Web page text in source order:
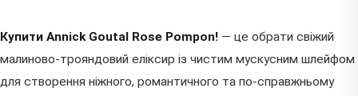
Купити Annick Goutal Rose Pompon! — це обрати свіжий
малиново-трояндовий еліксир із чистим мускусним шлейфом
для створення ніжного, романтичного та по-справжньому